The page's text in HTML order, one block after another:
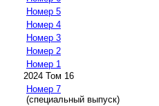
Номер 5
Номер 4
Номер 3
Номер 2
Номер 1
2024 Том 16
Номер 7
(специальный выпуск)